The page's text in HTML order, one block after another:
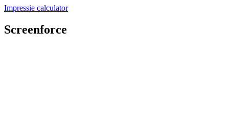
Impressie calculator
Screenforce